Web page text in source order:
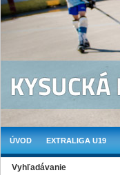
ÚVOD EXTRALIGA U19
Vyhľadávanie